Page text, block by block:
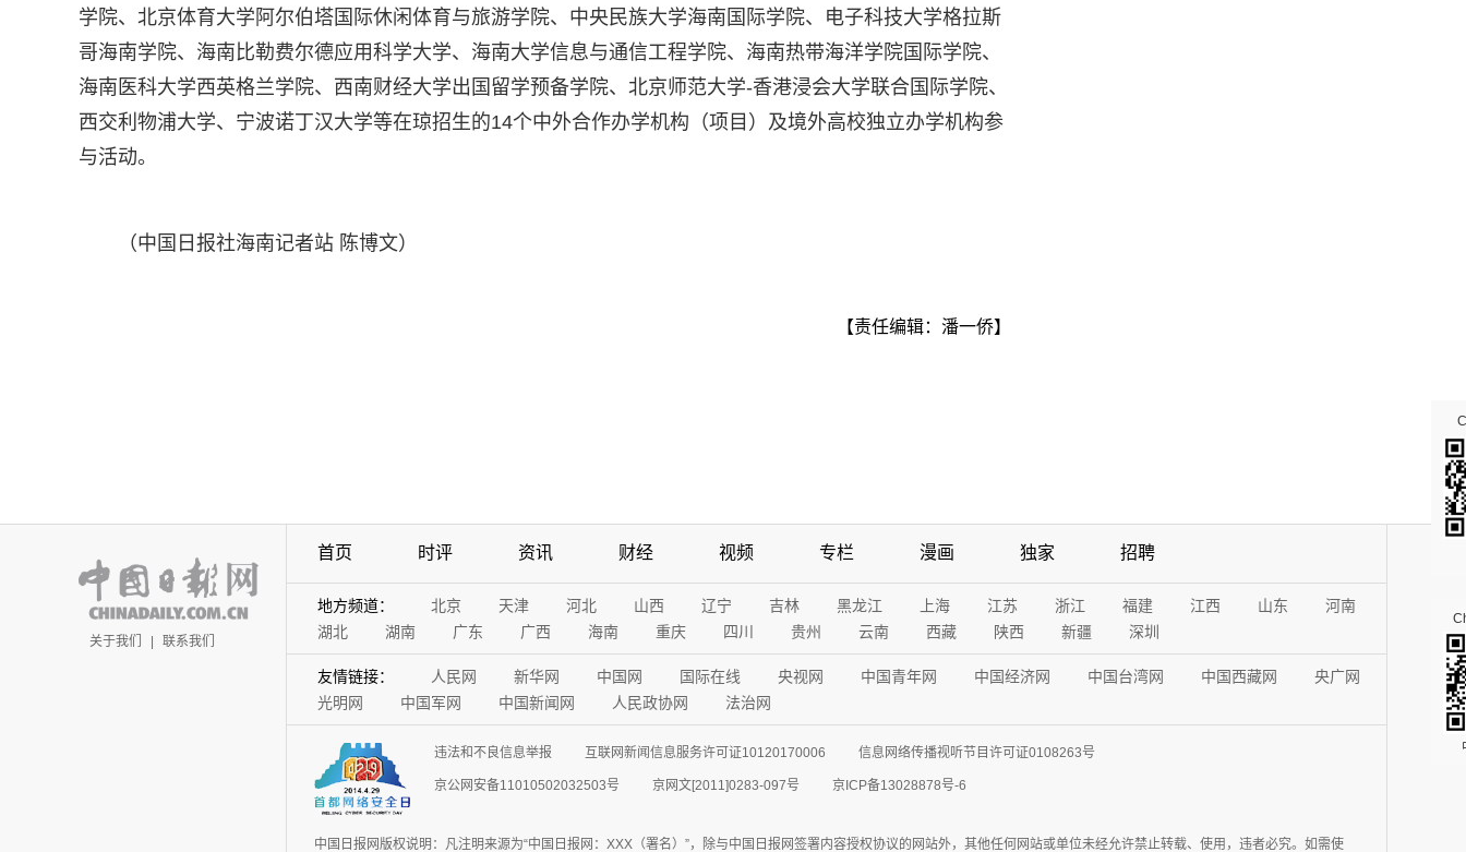
学院、北京体育大学阿尔伯塔国际休闲体育与旅游学院、中央民族大学海南国际学院、电子科技大学格拉斯
哥海南学院、海南比勒费尔德应用科学大学、海南大学信息与通信工程学院、海南热带海洋学院国际学院、
海南医科大学西英格兰学院、西南财经大学出国留学预备学院、北京师范大学-香港浸会大学联合国际学院、
西交利物浦大学、宁波诺丁汉大学等在琼招生的14个中外合作办学机构（项目）及境外高校独立办学机构参
与活动。
（中国日报社海南记者站 陈博文）
【责任编辑：潘一侨】
关于我们 | 联系我们
首页 时评 资讯 财经 视频 专栏 漫画 独家 招聘
地方频道： 北京 天津 河北 山西 辽宁 吉林 黑龙江 上海 江苏 浙江 福建 江西 山东
河南
湖北
湖南 广东 广西 海南 重庆 四川 贵州 云南 西藏 陕西 新疆 深圳
友情链接： 人民网 新华网 中国网 国际在线 央视网 中国青年网 中国经济网 中国台湾网 中国西藏网
央广网
光明网
中国军网 中国新闻网 人民政协网 法治网
违法和不良信息举报 互联网新闻信息服务许可证10120170006 信息网络传播视听节目许可证0108263号
京公网安备11010502032503号 京网文[2011]0283-097号 京ICP备13028878号-6
中国日报网版权说明：凡注明来源为“中国日报网：XXX（署名）”，除与中国日报网签署内容授权协议的网站外，其他任何网站或单位未经允许禁止转载、使用，违者必究。如需使